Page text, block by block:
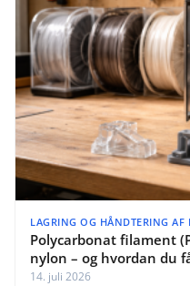
LAGRING OG HÅNDTERING AF
Polycarbonat filament
nylon – og hvordan du
14. juli 2026